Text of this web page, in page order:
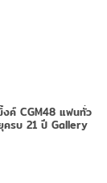
งค์ CGM48 แฟนทั่ว
ยุครบ 21 ปี Gallery